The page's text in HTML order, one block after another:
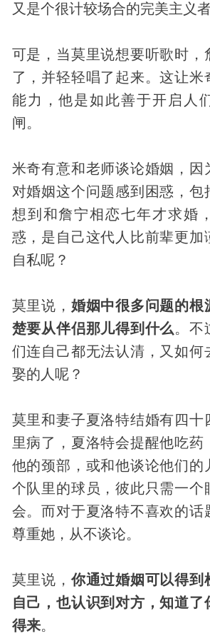
又是个很计较场合的完美主义者
可是，当莫里说想要听歌时，
了，并轻轻唱了起来。这让米
能力，他是如此善于开启人
闸。
米奇有意和老师谈论婚姻，因
对婚姻这个问题感到困惑，包
想到和詹宁相恋七年才求婚
惑，是自己这代人比前辈更加
自私呢？
莫里说， 婚姻中很多问题的根
楚要从伴侣那儿得到什么。不
们连自己都无法认清，又如何
娶的人呢？
莫里和妻子夏洛特结婚有四十
里病了，夏洛特会提醒他吃药
他的颈部，或和他谈论他们的
个队里的球员，彼此只需一个
会。而对于夏洛特不喜欢的话
尊重她，从不谈论。
莫里说，你通过婚姻可以得到
自己，也认识到对方，知道了
得来。